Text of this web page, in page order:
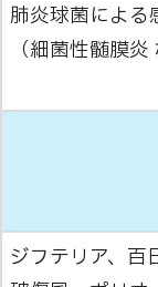
肺炎球菌による
（細菌性髄膜炎
ジフテリア、百